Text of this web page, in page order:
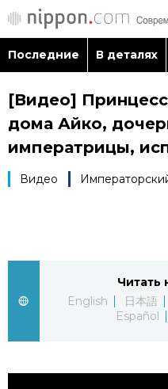
Последние
Фото/Видео
Последние В деталях
[Видео]
дома Айко,
императрицы,
Видео
Читать
English
日本語
Español